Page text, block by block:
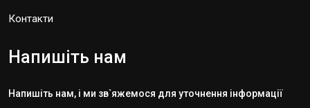
Контакти
Напишіть нам
Напишіть нам, і ми зв`яжемося для уточнення інформації